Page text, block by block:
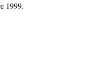
1999.